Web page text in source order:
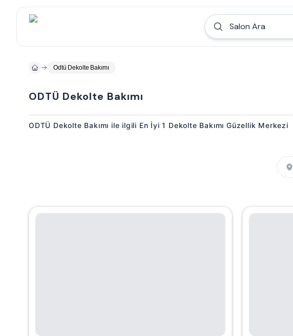
Salon Ara
Odtü Dekolte Bakımı
ODTÜ Dekolte Bakımı
ODTÜ Dekolte Bakımı ile ilgili En İyi 1 Dekolte Bakımı Güzellik Merkezi